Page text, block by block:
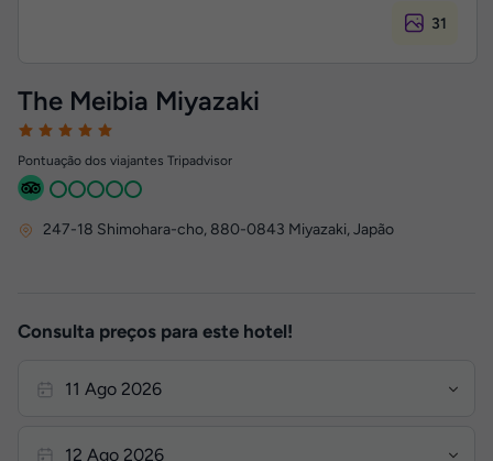
31
The Meibia Miyazaki
Pontuação dos viajantes Tripadvisor
247-18 Shimohara-cho, 880-0843 Miyazaki, Japão
Consulta preços para este hotel!